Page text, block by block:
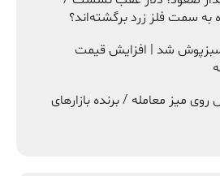
به سمت فلز زرد برگشته‌اند؟
سبزپوش شد | افزایش قیمت
روی میز معامله / برنده بازارهای